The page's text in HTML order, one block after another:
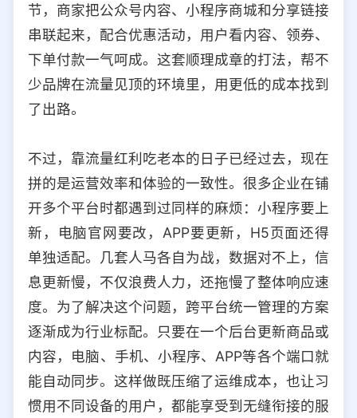
节，商家把公众号内容、小程序商城和分享链接
串联起来，配合优惠活动，用户看内容、领券、
下单付款一气呵成。这套顺理成章的打法，帮不
少品牌在流量见顶的环境里，用更低的成本找到
了出路。
不过，靠流量红利吃老本的日子已经过去，现在
拼的是运营效率和体验的一致性。很多企业在铺
开多个平台时都遇到过同样的麻烦：小程序要上
新，电脑官网要改，APP要更新，H5页面还得
单独适配。几套人马各自为战，数据对不上，信
息更新慢，不仅浪费人力，还拖慢了整体响应速
度。为了解决这个问题，跨平台统一管理的方案
逐渐成为行业标配。只要在一个后台更新商品或
内容，电脑、手机、小程序、APP等各个端口就
能自动同步。这样做既压缩了运维成本，也让习
惯用不同设备的用户，都能享受到无缝衔接的服